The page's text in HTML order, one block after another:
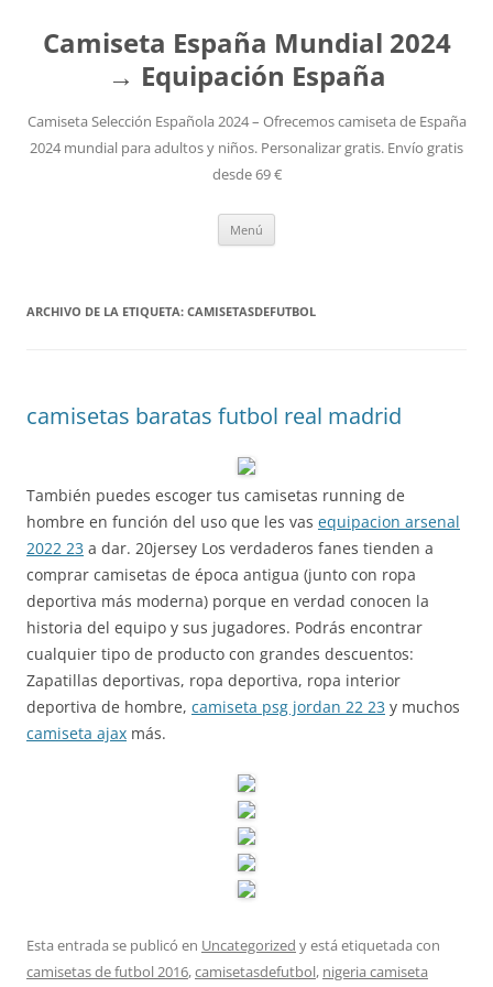
Camiseta España Mundial 2024
→ Equipación España
Camiseta Selección Española 2024 – Ofrecemos camiseta de España
2024 mundial para adultos y niños. Personalizar gratis. Envío gratis
desde 69 €
Menú
ARCHIVO DE LA ETIQUETA: CAMISETASDEFUTBOL
camisetas baratas futbol real madrid
También puedes escoger tus camisetas running de
hombre en función del uso que les vas equipacion arsenal
2022 23 a dar. 20jersey Los verdaderos fanes tienden a
comprar camisetas de época antigua (junto con ropa
deportiva más moderna) porque en verdad conocen la
historia del equipo y sus jugadores. Podrás encontrar
cualquier tipo de producto con grandes descuentos:
Zapatillas deportivas, ropa deportiva, ropa interior
deportiva de hombre, camiseta psg jordan 22 23 y muchos
camiseta ajax más.
Esta entrada se publicó en Uncategorized y está etiquetada con
camisetas de futbol 2016,camisetasdefutbol, nigeria camiseta